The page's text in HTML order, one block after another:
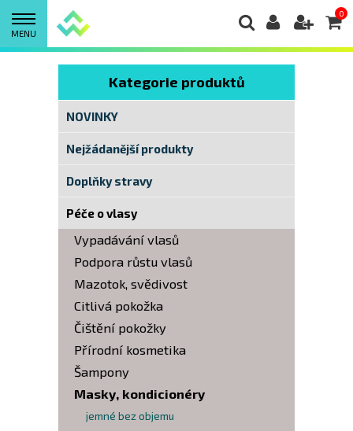
MENU
0
Kategorie produktů
NOVINKY
Nejžádanější produkty
Doplňky stravy
Péče o vlasy
Vypadávání vlasů
Podpora růstu vlasů
Mazotok, svědivost
Citlivá pokožka
Čištění pokožky
Přírodní kosmetika
Šampony
Masky, kondicionéry
jemné bez objemu